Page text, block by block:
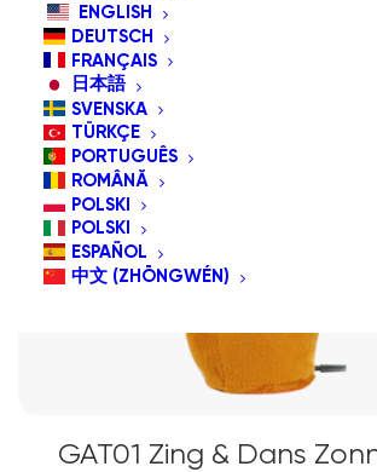
ENGLISH
DEUTSCH
FRANÇAIS
日本語
SVENSKA
TÜRKÇE
PORTUGUÊS
ROMÂNĂ
POLSKI
POLSKI
ESPAÑOL
中文 (ZHŌNGWÉN)
GAT01 Zing & Dans